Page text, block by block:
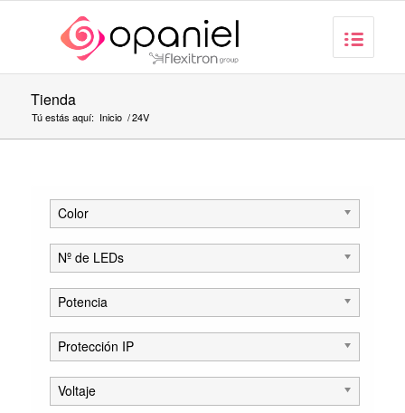
Tienda
Tú estás aquí: Inicio /24V
Color
Nº de LEDs
Potencia
Protección IP
Voltaje